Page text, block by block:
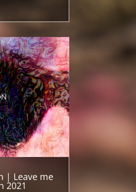
| Leave me
2021